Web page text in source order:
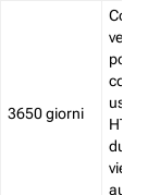
3650 giorni
viene